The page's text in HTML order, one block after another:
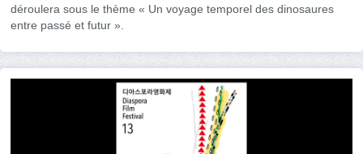
déroulera sous le thème « Un voyage temporel des dinosaures
entre passé et futur ».